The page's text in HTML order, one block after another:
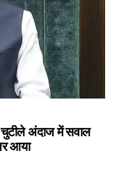
अंदाज में सवाल
आया